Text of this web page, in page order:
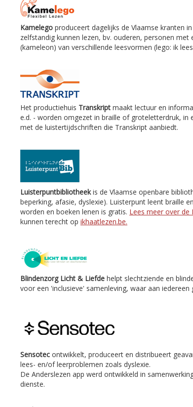
Kamelego produceert dagelijks de Vlaamse kranten
zelfstandig kunnen lezen, bv. ouderen, personen
(kameleon) van verschillende leesvormen (lego: ik
Het productiehuis Transkript maakt lectuur en
e.d. - worden omgezet in braille of groteletterdruk, in
met de luistertijdschriften die Transkript aanbiedt.
Luisterpuntbibliotheekis de Vlaamse openbare
beperking, afasie, dyslexie). Luisterpunt leent braille
worden en boeken lenen is gratis. Lees meer over de
kunnen terecht op ikhaatlezen.be.
Blindenzorg Licht & Liefde helpt slechtziende en
voor een 'inclusieve' samenleving, waar aan
Sensotec ontwikkelt, produceert en distribueert
lees- en/of leerproblemen zoals dyslexie.
De Anderslezen app werd ontwikkeld in
dienste.